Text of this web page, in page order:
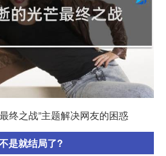
最终之战”主题解决网友的困惑
是就结局了?